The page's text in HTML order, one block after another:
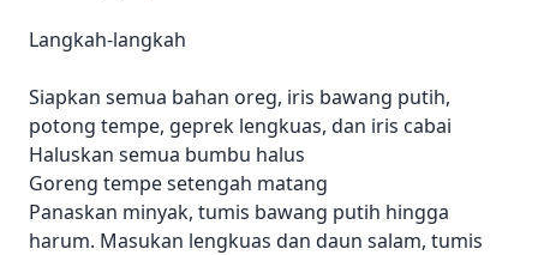
Langkah-langkah
Siapkan semua bahan oreg, iris bawang putih,
potong tempe, geprek lengkuas, dan iris cabai
Haluskan semua bumbu halus
Goreng tempe setengah matang
Panaskan minyak, tumis bawang putih hingga
harum. Masukan lengkuas dan daun salam, tumis